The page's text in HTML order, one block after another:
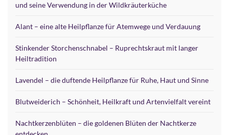
und seine Verwendung in der Wildkräuterküche
Alant – eine alte Heilpflanze für Atemwege und Verdauung
Stinkender Storchenschnabel – Ruprechtskraut mit langer
Heiltradition
Lavendel – die duftende Heilpflanze für Ruhe, Haut und Sinne
Blutweiderich – Schönheit, Heilkraft und Artenvielfalt vereint
Nachtkerzenblüten – die goldenen Blüten der Nachtkerze